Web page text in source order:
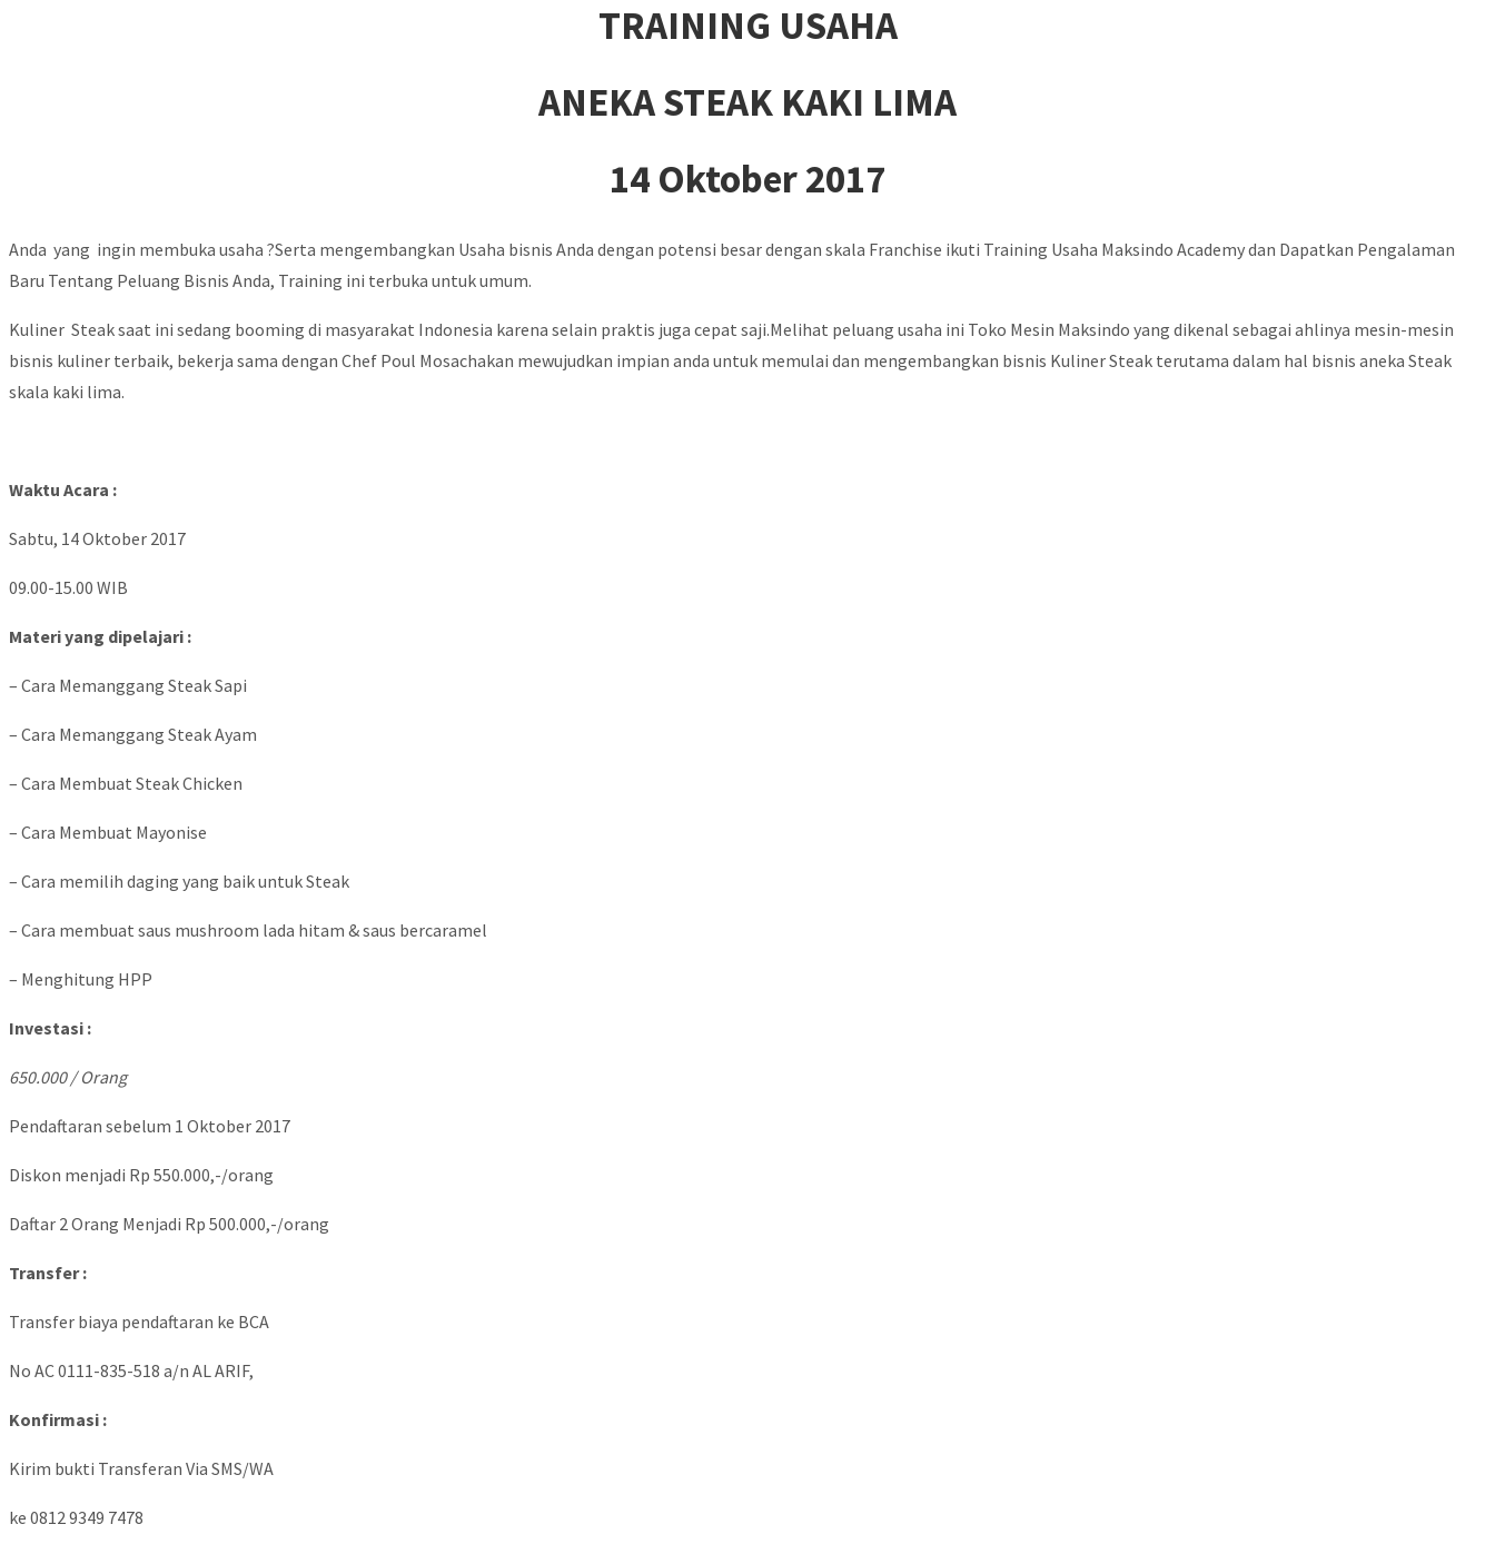
TRAINING USAHA
ANEKA STEAK KAKI LIMA
14 Oktober 2017
Anda yang ingin membuka usaha ?Serta mengembangkan Usaha bisnis Anda dengan potensi besar dengan skala Franchise ikuti Training Usaha Maksindo Academy dan Dapatkan Pengalaman
Baru Tentang Peluang Bisnis Anda, Training ini terbuka untuk umum.
Kuliner Steak saat ini sedang booming di masyarakat Indonesia karena selain praktis juga cepat saji.Melihat peluang usaha ini Toko Mesin Maksindo yang dikenal sebagai ahlinya mesin-mesin
bisnis kuliner terbaik, bekerja sama dengan Chef Poul Mosachakan mewujudkan impian anda untuk memulai dan mengembangkan bisnis Kuliner Steak terutama dalam hal bisnis aneka Steak
skala kaki lima.
Waktu Acara :
Sabtu, 14 Oktober 2017
09.00-15.00 WIB
Materi yang dipelajari :
– Cara Memanggang Steak Sapi
– Cara Memanggang Steak Ayam
– Cara Membuat Steak Chicken
– Cara Membuat Mayonise
– Cara memilih daging yang baik untuk Steak
– Cara membuat saus mushroom lada hitam & saus bercaramel
– Menghitung HPP
Investasi :
650.000 / Orang
Pendaftaran sebelum 1 Oktober 2017
Diskon menjadi Rp 550.000,-/orang
Daftar 2 Orang Menjadi Rp 500.000,-/orang
Transfer :
Transfer biaya pendaftaran ke BCA
No AC 0111-835-518 a/n AL ARIF,
Konfirmasi :
Kirim bukti Transferan Via SMS/WA
ke 0812 9349 7478